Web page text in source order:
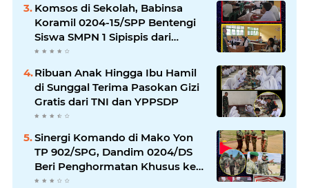
Komsos di Sekolah, Babinsa
Koramil 0204-15/SPP Bentengi
Siswa SMPN 1 Sipispis dari
Bahaya Narkotika
Ribuan Anak Hingga Ibu Hamil
di Sunggal Terima Pasokan Gizi
Gratis dari TNI dan YPPSDP
Sinergi Komando di Mako Yon
TP 902/SPG, Dandim 0204/DS
Beri Penghormatan Khusus ke
Menhan RI